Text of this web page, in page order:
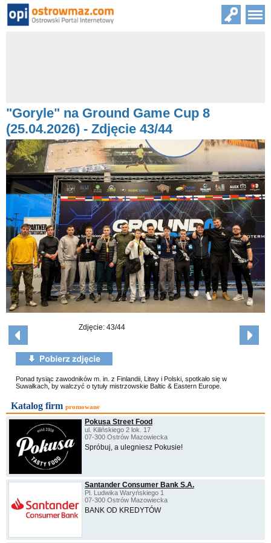
"Goryle" na Ground Game Cup 8
(25.04.2026) - Zdjęcie 43/44
Zdjęcie: 43/44
Ponad tysiąc zawodników m. in. z Finlandii, Litwy i Polski, spotkało się w
Suwałkach, by walczyć o tytuły mistrzowskie Baltic & Eastern Europe.
Katalog firm promowane
Pokusa Street Food
ul. Kilińskiego 2 lok. 17
07-300 Ostrów Mazowiecka
Spróbuj, a ulegniesz Pokusie!
Santander Consumer Bank S.A.
Pl. Ludwika Waryńskiego 1
07-300 Ostrów Mazowiecka
BANK OD KREDYTÓW